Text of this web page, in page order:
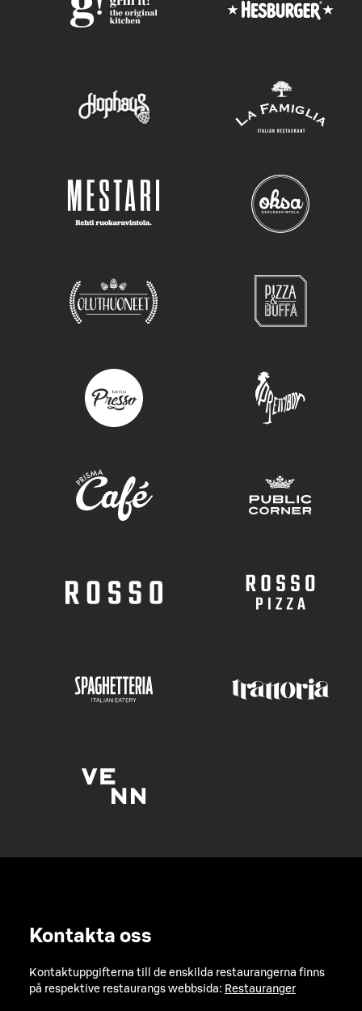
Kontakta oss
Kontaktuppgifterna till de enskilda restaurangerna finns
på respektive restaurangs webbsida: Restauranger